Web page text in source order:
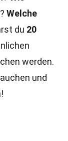
Welche
du 20
werden.
und